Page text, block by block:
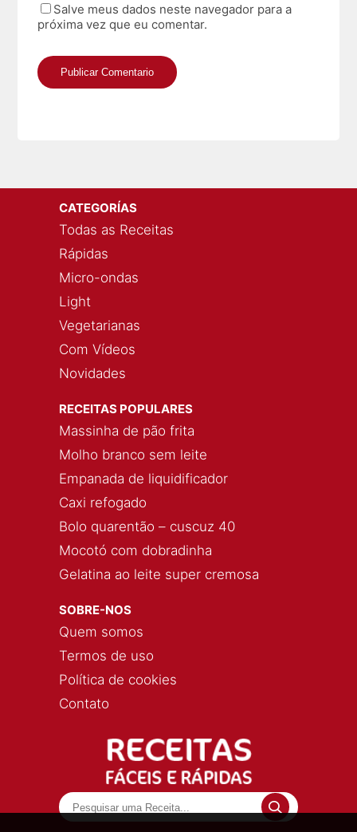
Salve meus dados neste navegador para a
próxima vez que eu comentar.
CATEGORÍAS
Todas as Receitas
Rápidas
Micro-ondas
Light
Vegetarianas
Com Vídeos
Novidades
RECEITAS POPULARES
Massinha de pão frita
Molho branco sem leite
Empanada de liquidificador
Caxi refogado
Bolo quarentão – cuscuz 40
Mocotó com dobradinha
Gelatina ao leite super cremosa
SOBRE-NOS
Quem somos
Termos de uso
Política de cookies
Contato